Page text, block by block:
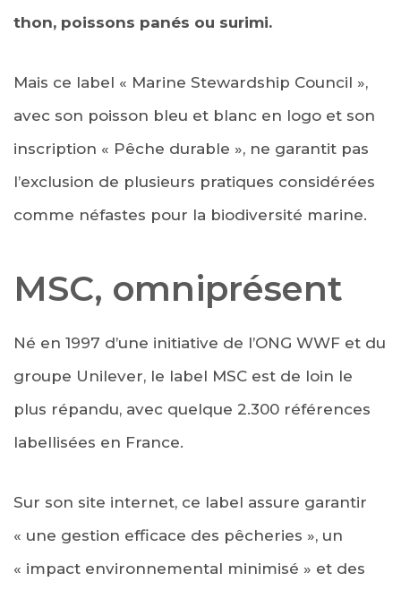
thon, poissons panés ou surimi.
Mais ce label « Marine Stewardship Council »,
avec son poisson bleu et blanc en logo et son
inscription « Pêche durable », ne garantit pas
l’exclusion de plusieurs pratiques considérées
comme néfastes pour la biodiversité marine.
MSC, omniprésent
Né en 1997 d’une initiative de l’ONG WWF et du
groupe Unilever, le label MSC est de loin le
plus répandu, avec quelque 2.300 références
labellisées en France.
Sur son site internet, ce label assure garantir
« une gestion efficace des pêcheries », un
« impact environnemental minimisé » et des